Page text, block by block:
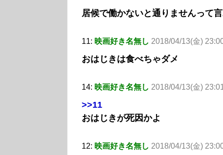
居候で働かないと通りませんって
11: 映画好き名無し 2018/04/13(金)
おはじきは食べちゃダメ
14: 映画好き名無し 2018/04/13(金)
>>11
おはじきが死因かよ
12: 映画好き名無し 2018/04/13(金)